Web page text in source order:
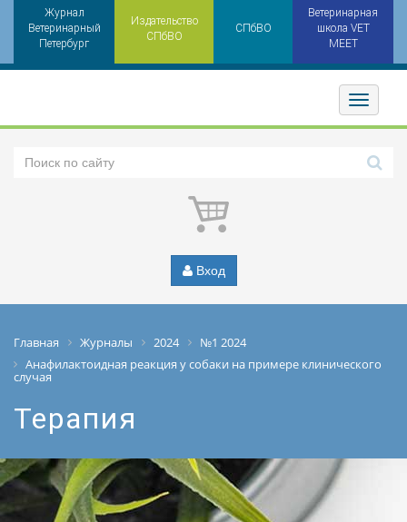
Журнал
Ветеринарный
Петербург
Издательство
СПбВО
СПбВО
Ветеринарная
школа VET
MEET
Toggler
Вход
Главная Журналы 2024
№1 2024
Анафилактоидная реакция у собаки на примере клинического
случая
Терапия